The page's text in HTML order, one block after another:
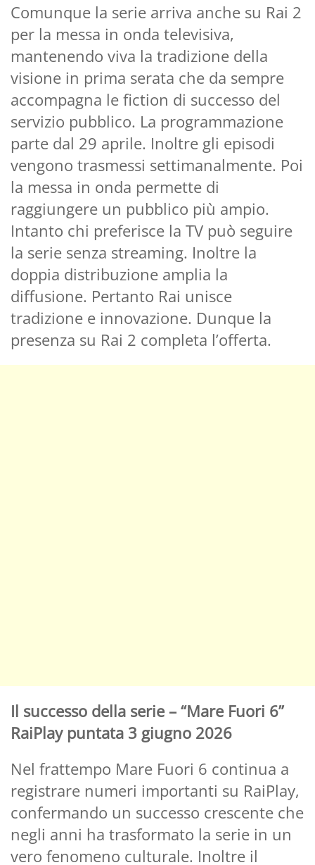
Comunque la serie arriva anche su Rai 2
per la messa in onda televisiva,
mantenendo viva la tradizione della
visione in prima serata che da sempre
accompagna le fiction di successo del
servizio pubblico. La programmazione
parte dal 29 aprile. Inoltre gli episodi
vengono trasmessi settimanalmente. Poi
la messa in onda permette di
raggiungere un pubblico più ampio.
Intanto chi preferisce la TV può seguire
la serie senza streaming. Inoltre la
doppia distribuzione amplia la
diffusione. Pertanto Rai unisce
tradizione e innovazione. Dunque la
presenza su Rai 2 completa l’offerta.
Il successo della serie – “Mare Fuori 6”
RaiPlay puntata 3 giugno 2026
Nel frattempo Mare Fuori 6 continua a
registrare numeri importanti su RaiPlay,
confermando un successo crescente che
negli anni ha trasformato la serie in un
vero fenomeno culturale. Inoltre il